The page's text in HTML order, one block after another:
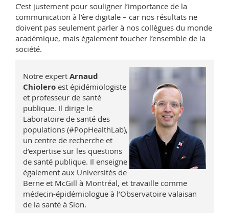
C’est justement pour souligner l’importance de la
communication à l’ère digitale – car nos résultats ne
doivent pas seulement parler à nos collègues du monde
académique, mais également toucher l’ensemble de la
société.
Notre expert Arnaud
Chiolero est épidémiologiste
et professeur de santé
publique. Il dirige le
Laboratoire de santé des
populations (#Pop­HealthLab),
un centre de recherche et
d’expertise sur les questions
de santé publique. Il enseigne
également aux Universités de
Berne et McGill à Montréal, et travaille comme
médecin-épidémiologue à l’Observatoire valaisan
de la santé à Sion.